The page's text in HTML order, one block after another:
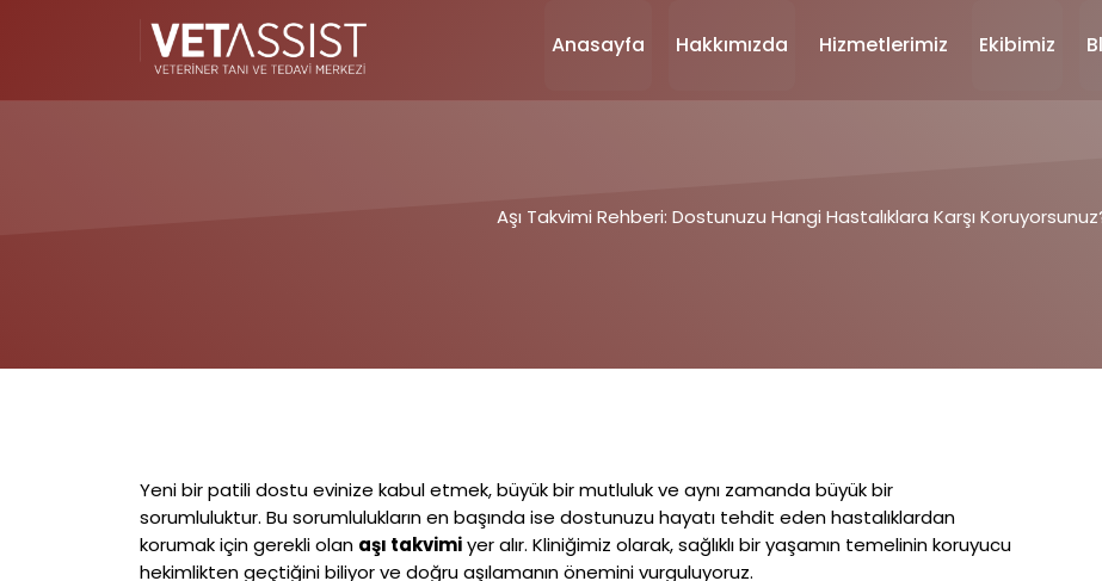
Anasayfa Hakkımızda Hizmetlerimiz Ekibimiz
Aşı Takvimi Rehberi: Dostunuzu Hangi Hastalıklara Karşı
Yeni bir patili dostu evinize kabul etmek, büyük bir mutluluk ve aynı zamanda büyük bir
sorumluluktur. Bu sorumlulukların en başında ise dostunuzu hayatı tehdit eden hastalıklardan
korumak için gerekli olan aşı takvimiyer alır. Kliniğimiz olarak, sağlıklı bir yaşamın temelinin koruyucu
hekimlikten geçtiğini biliyor ve doğru aşılamanın önemini vurguluyoruz.